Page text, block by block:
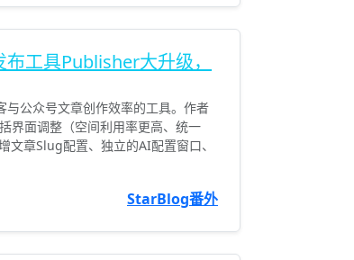
工具Publisher大升级，
公众号文章创作效率的工具。作者
界面调整（空间利用率更高、统一
章Slug配置、独立的AI配置窗口、
StarBlog番外